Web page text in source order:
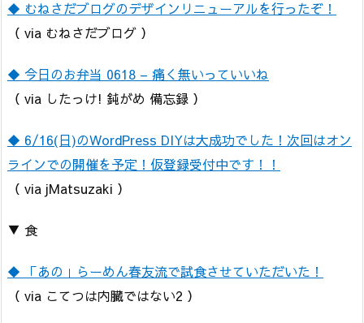
◆ むねさだブログのデザインリニューアルを行ったぞ！
（ via むねさだブログ ）
◆ 今日のお弁当 0618 – 痛く無いっていいね
（ via したっけ! 鈍がめ 備忘録 ）
◆ 6/16(日)のWordPress DIYは大成功でした！次回はオン
ラインでの開催を予定！仮登録受付中です！！
（ via jMatsuzaki ）
▼ 食
◆ 「あの」らーめん春友流で試食させていただいた！
（ via こてつは内臓ではない2 ）